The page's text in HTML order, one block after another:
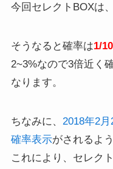
今回セレクトBOXは
そうなると確率は1/
2~3%なので3倍近く
なります。
ちなみに、 2018年2月
確率表示がされるよ
これにより、セレク